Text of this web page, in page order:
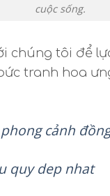
cuộc sống.
chúng tôi để
tranh hoa
cảnh
quy dep nhat